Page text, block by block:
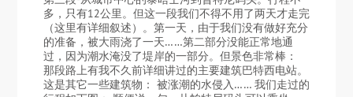
多，只有12公里。但这一段我们不得不用了两天才走完
（这里有详细叙述）。第一天，由于我们没有做好充分
的准备，被大雨浇了一天……第二部分没能正常地通
过，因为潮水淹没了堤岸的一部分。但景色非常棒：
那段路上有我不久前详细讲过的主要建筑巴特西电站。
这是其它一些建筑物： 被涨潮的水侵入…… 我们走过的